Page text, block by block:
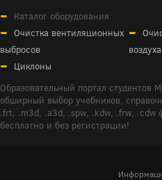
Каталог оборудования
Очистка вентиляционных
выбросов
воздуха
Циклоны
Образовательный портал
обширный выбор учебников,
.frt, .m3d, .a3d, .spw, .kdw, .frw, .cdw
бесплатно и без регистрации!